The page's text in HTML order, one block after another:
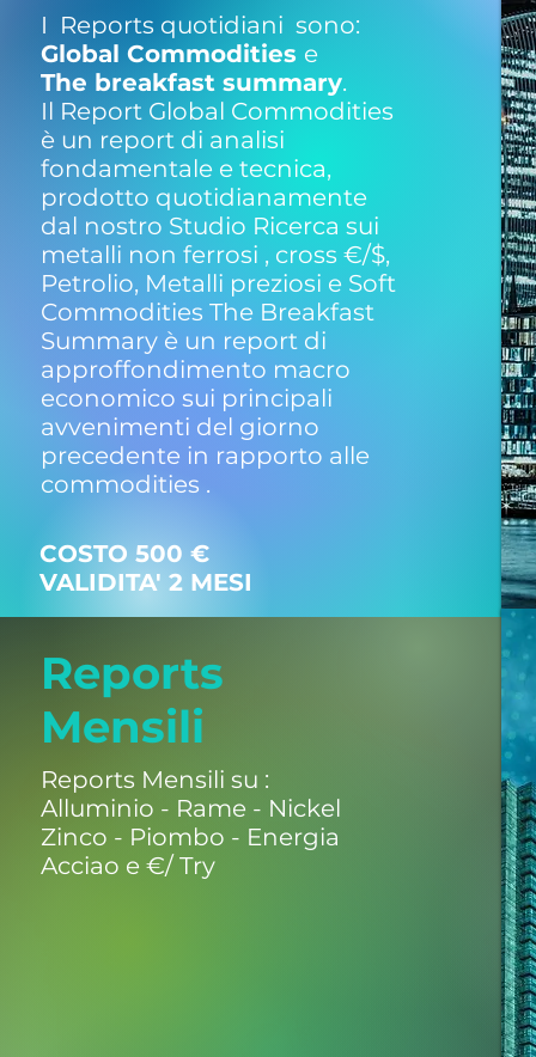
I Reports quotidiani sono:
Global Commodities e
The breakfast summary.
Il Report Global Commodities
è un report di analisi
fondamentale e tecnica,
prodotto quotidianamente
dal nostro Studio Ricerca sui
metalli non ferrosi , cross €/$,
Petrolio, Metalli preziosi e Soft
Commodities The Breakfast
Summary è un report di
approffondimento macro
economico sui principali
avvenimenti del giorno
precedente in rapporto alle
commodities .
COSTO 500 €
VALIDITA' 2 MESI
Reports
Mensili
Reports Mensili su :
Alluminio - Rame - Nickel
Zinco - Piombo - Energia
Acciao e €/ Try